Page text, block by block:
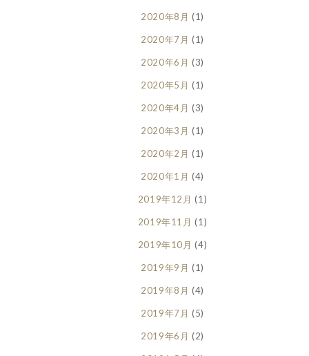
2020年8月 (1)
2020年7月 (1)
2020年6月 (3)
2020年5月 (1)
2020年4月 (3)
2020年3月 (1)
2020年2月 (1)
2020年1月 (4)
2019年12月 (1)
2019年11月 (1)
2019年10月 (4)
2019年9月 (1)
2019年8月 (4)
2019年7月 (5)
2019年6月 (2)